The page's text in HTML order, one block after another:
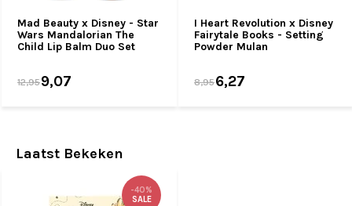
Mad Beauty x Disney - Star
Wars Mandalorian The
Child Lip Balm Duo Set
12,959,07
I Heart Revolution x Disney
Fairytale Books - Setting
Powder Mulan
8,956,27
Laatst Bekeken
-40%
SALE